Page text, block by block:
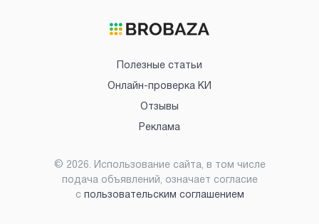
Полезные статьи
Онлайн-проверка КИ
Отзывы
Реклама
© 2026. Использование сайта, в том числе
подача объявлений, означает согласие
с пользовательским соглашением